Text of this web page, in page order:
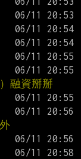
融資掰掰